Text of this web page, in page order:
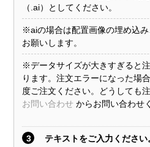
（.ai）としてください。
※aiの場合は配置画像の埋め込
お願いします。
※データサイズが大きすぎると
ります。注文エラーになった場
度ご注文ください。どうしても
お問い合わせ からお問い合わせ
3 テキストをご入力ください